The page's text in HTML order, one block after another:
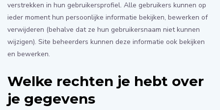
verstrekken in hun gebruikersprofiel. Alle gebruikers kunnen op
ieder moment hun persoonlijke informatie bekijken, bewerken of
verwijderen (behalve dat ze hun gebruikersnaam niet kunnen
wijzigen). Site beheerders kunnen deze informatie ook bekijken
en bewerken.
Welke rechten je hebt over
je gegevens